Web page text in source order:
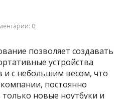
0
позволяет создавать
устройства
и с небольшим весом, что
постоянно
новые ноутбуки и